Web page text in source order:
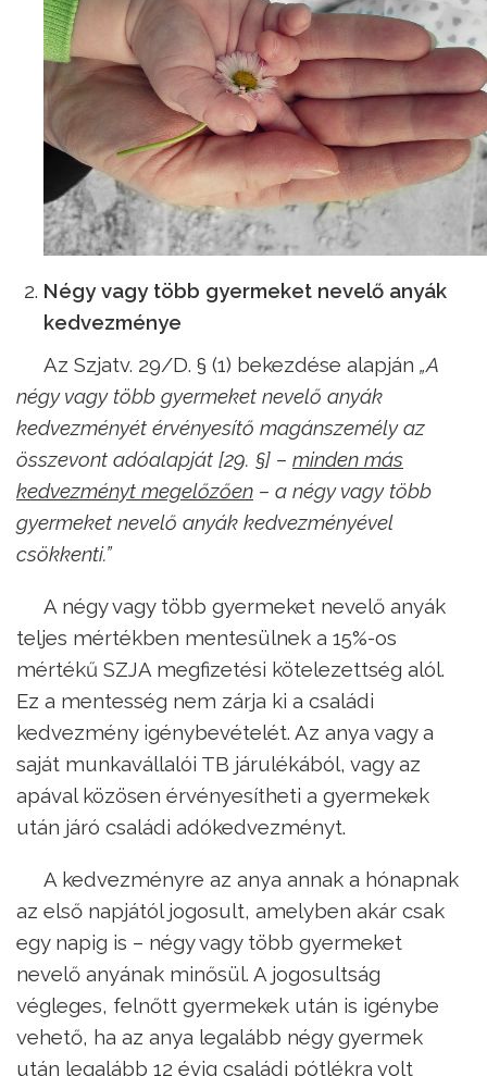
Négy vagy több gyermeket nevelő anyák
kedvezménye
Az Szjatv. 29/D. § (1) bekezdése alapján „A
négy vagy több gyermeket nevelő anyák
kedvezményét érvényesítő magánszemély az
összevont adóalapját [29. §] – minden más
kedvezményt megelőzően – a négy vagy több
gyermeket nevelő anyák kedvezményével
csökkenti.”
A négy vagy több gyermeket nevelő anyák
teljes mértékben mentesülnek a 15%-os
mértékű SZJA megfizetési kötelezettség alól.
Ez a mentesség nem zárja ki a családi
kedvezmény igénybevételét. Az anya vagy a
saját munkavállalói TB járulékából, vagy az
apával közösen érvényesítheti a gyermekek
után járó családi adókedvezményt.
A kedvezményre az anya annak a hónapnak
az első napjától jogosult, amelyben akár csak
egy napig is – négy vagy több gyermeket
nevelő anyának minősül. A jogosultság
végleges, felnőtt gyermekek után is igénybe
vehető, ha az anya legalább négy gyermek
után legalább 12 évig családi pótlékra volt